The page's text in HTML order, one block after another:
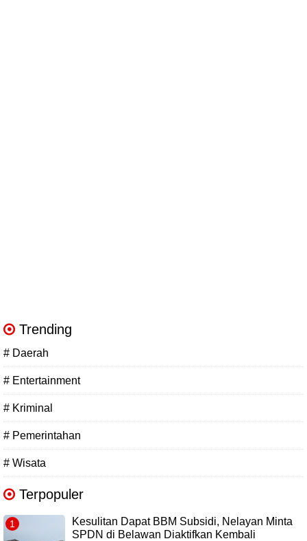
Trending
# Daerah
# Entertainment
# Kriminal
# Pemerintahan
# Wisata
Terpopuler
Kesulitan Dapat BBM Subsidi, Nelayan Minta
SPDN di Belawan Diaktifkan Kembali